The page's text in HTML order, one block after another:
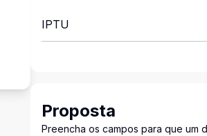
IPTU
Proposta
Preencha os campos para que um